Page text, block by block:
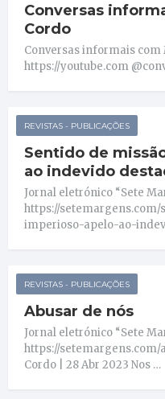
Conversas
Cordo
Conversas informais
https://youtube.com
REVISTAS - PUBLICAÇÕES
Sentido de
ao indevido
Jornal eletrónico “Sete
https://
imperioso-apelo-ao-
REVISTAS - PUBLICAÇÕES
Abusar de nós
Jornal eletrónico “Sete
https://
Cordo | 28 Abr 2023 Nos …